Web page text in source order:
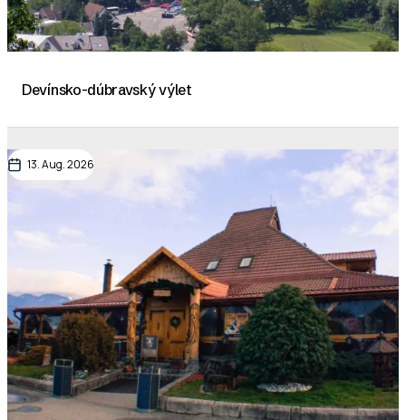
Devínsko-dúbravský výlet
13. Aug. 2026